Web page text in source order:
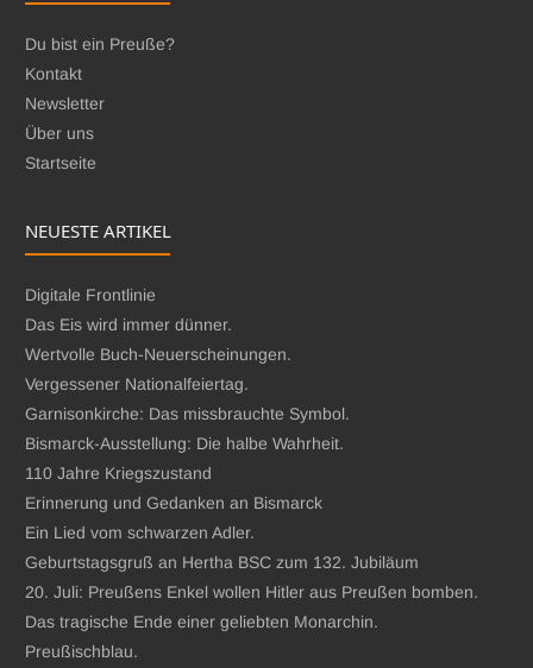
Du bist ein Preuße?
Kontakt
Newsletter
Über uns
Startseite
NEUESTE ARTIKEL
Digitale Frontlinie
Das Eis wird immer dünner.
Wertvolle Buch-Neuerscheinungen.
Vergessener Nationalfeiertag.
Garnisonkirche: Das missbrauchte Symbol.
Bismarck-Ausstellung: Die halbe Wahrheit.
110 Jahre Kriegszustand
Erinnerung und Gedanken an Bismarck
Ein Lied vom schwarzen Adler.
Geburtstagsgruß an Hertha BSC zum 132. Jubiläum
20. Juli: Preußens Enkel wollen Hitler aus Preußen bomben.
Das tragische Ende einer geliebten Monarchin.
Preußischblau.